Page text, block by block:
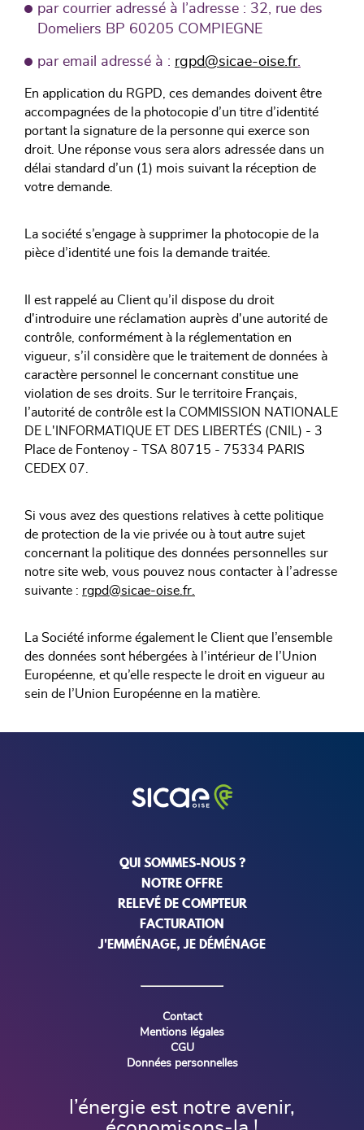
par courrier adressé à l’adresse : 32, rue des
Domeliers BP 60205 COMPIEGNE
par email adressé à : rgpd@sicae-oise.fr.
En application du RGPD, ces demandes doivent être
accompagnées de la photocopie d’un titre d’identité
portant la signature de la personne qui exerce son
droit. Une réponse vous sera alors adressée dans un
délai standard d’un (1) mois suivant la réception de
votre demande.
La société s’engage à supprimer la photocopie de la
pièce d’identité une fois la demande traitée.
Il est rappelé au Client qu’il dispose du droit
d'introduire une réclamation auprès d'une autorité de
contrôle, conformément à la réglementation en
vigueur, s’il considère que le traitement de données à
caractère personnel le concernant constitue une
violation de ses droits. Sur le territoire Français,
l’autorité de contrôle est la COMMISSION NATIONALE
DE L'INFORMATIQUE ET DES LIBERTÉS (CNIL) - 3
Place de Fontenoy - TSA 80715 - 75334 PARIS
CEDEX 07.
Si vous avez des questions relatives à cette politique
de protection de la vie privée ou à tout autre sujet
concernant la politique des données personnelles sur
notre site web, vous pouvez nous contacter à l’adresse
suivante : rgpd@sicae-oise.fr.
La Société informe également le Client que l’ensemble
des données sont hébergées à l’intérieur de l’Union
Européenne, et qu’elle respecte le droit en vigueur au
sein de l’Union Européenne en la matière.
QUI SOMMES-NOUS ?
NOTRE OFFRE
RELEVÉ DE COMPTEUR
FACTURATION
J'EMMÉNAGE, JE DÉMÉNAGE
l’énergie est notre avenir,
Contact
Mentions légales
CGU
Données personnelles